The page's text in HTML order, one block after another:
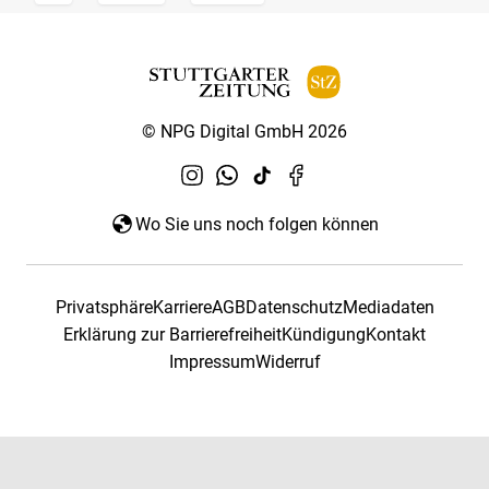
© NPG Digital GmbH 2026
Wo Sie uns noch folgen können
PrivatsphäreKarriereAGBDatenschutzMediadaten
Erklärung zur BarrierefreiheitKündigungKontakt
ImpressumWiderruf